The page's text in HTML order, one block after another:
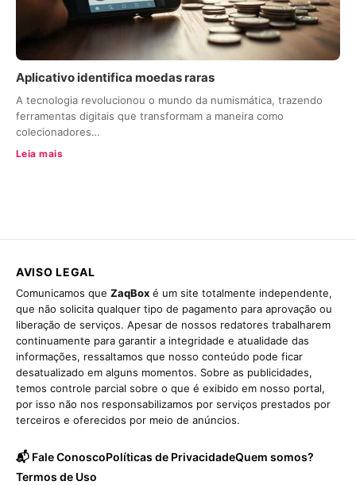
Aplicativo identifica moedas raras
A tecnologia revolucionou o mundo da numismática, trazendo
ferramentas digitais que transformam a maneira como
colecionadores…
Leia mais
AVISO LEGAL
Comunicamos que ZaqBox é um site totalmente independente,
que não solicita qualquer tipo de pagamento para aprovação ou
liberação de serviços. Apesar de nossos redatores trabalharem
continuamente para garantir a integridade e atualidade das
informações, ressaltamos que nosso conteúdo pode ficar
desatualizado em alguns momentos. Sobre as publicidades,
temos controle parcial sobre o que é exibido em nosso portal,
por isso não nos responsabilizamos por serviços prestados por
terceiros e oferecidos por meio de anúncios.
📬 Fale ConoscoPolíticas de PrivacidadeQuem somos?
Termos de Uso